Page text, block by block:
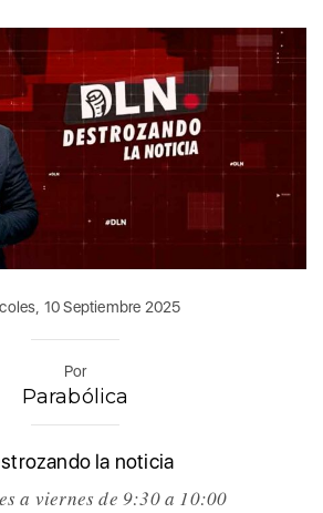
10 Septiembre 2025
Por
Parabólica
la noticia
a viernes de 9:30 a 10:00